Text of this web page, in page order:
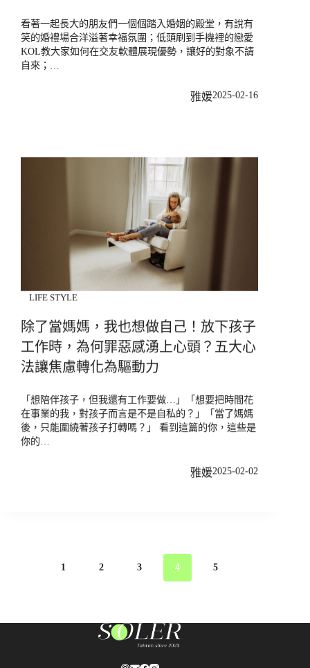
看著一起長大的朋友們一個個踏入婚姻的殿堂，有說有
笑的婚禮場合洋溢著幸福氛圍；低頭刷到手機裡的戀愛
KOL教大家如何在交友軟體展現優勢，讓好的對象不請
自來；…
雅媛2025-02-16
LIFE STYLE
除了當媽媽，我也想做自己！放下孩子
工作時，為何罪惡感湧上心頭？五大心
法讓焦慮轉化為驅動力
「想陪伴孩子，但我還有工作要做…」「想要把時間花
在事業的我，對孩子而言是不是自私的？」「當了媽媽
後，只能圍繞著孩子打轉嗎？」 看到這篇的你，這些是
你的…
雅媛2025-02-02
1 2 3 4 5